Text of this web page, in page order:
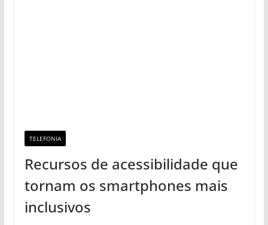
TELEFONIA
Recursos de acessibilidade que
tornam os smartphones mais
inclusivos